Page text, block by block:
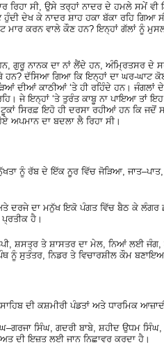
ਰਿਹਾ ਸੀ, ਉਸੇ ਤਰ੍ਹਾਂ ਨਾਦਰ ਦੇ ਹਮਲੇ ਸਮੇਂ
ਦੇਖ ਕੇ ਨਾਦਰ ਸ਼ਾਹ ਹਕਾ ਬੱਕਾ ਰਹਿ ਗਿਆ
ਕਰਨ ਵਾਲੇ ਕੌਣ ਹਨ? ਇਨ੍ਹਾਂ ਗੱਲਾਂ ਨੂੰ
ਗੁਰੂ ਨਾਨਕ ਦਾ ਨਾਂ ਲੈਂਦੇ ਹਨ, ਅੰਮ੍ਰਿਤਸਰ ਦੇ
ਹਨ? ਦੱਸਿਆ ਗਿਆ ਕਿ ਇਨ੍ਹਾਂ ਦਾ ਘਰ-ਘਾਟ
ਦੀਆਂ ਕਾਠੀਆਂ ‘ਤੇ ਹੀ ਰਹਿੰਦੇ ਹਨ।
ਜੇ ਇਨ੍ਹਾਂ ‘ਤੇ ਤੁਰੰਤ ਕਾਬੂ ਨਾ ਪਾਇਆ ਤਾਂ
ਸਿਰਫ਼ ਇਹੋ ਹੀ ਦਰਸਾ ਰਹੀਆਂ ਹਨ ਕਿ ਜਦੋਂ
ਅਪਮਾਨ ਦਾ ਬਦਲਾ ਲੈ ਰਿਹਾ ਸੀ।
ਨੂੰ ਰੱਬ ਦੇ ਇੱਕ ਨੂਰ ਵਿੱਚ ਜੋੜਿਆ,
ਅਤੇ ਦਰਜੇ ਦਾ ਮਨੁੱਖ ਇਕੋ ਪੰਗਤ ਵਿੱਚ ਬੈਠ ਕੇ
ਹੈ।
ਸ਼ਸਤ੍ਰ ਤੇ ਸ਼ਾਸਤਰ ਦਾ ਮੇਲ, ਨਿਆਂ ਲਈ ਜੰਗ,
ਨੂੰ ਸੁਤੰਤਰ, ਨਿਡਰ ਤੇ ਵਿਚਾਰਸ਼ੀਲ ਕੌਮ
ਦੀ ਕਸ਼ਮੀਰੀ ਪੰਡਤਾਂ ਅਤੇ ਧਾਰਮਿਕ
ਸਿੰਘ, ਗਦਰੀ ਬਾਬੇ, ਸ਼ਹੀਦ ਉਧਮ
ਦੀ ਇਜ਼ਤ ਲਈ ਜਾਨ ਨਿਛਾਵਰ ਕਰਦਾ ਹੈ।